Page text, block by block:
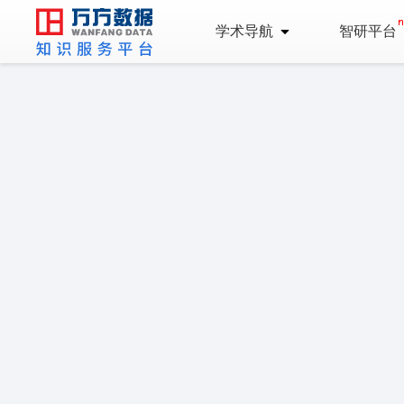
学术导航 智研平台